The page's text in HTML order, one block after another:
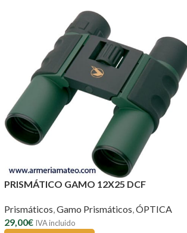
PRISMÁTICO GAMO 12X25 DCF
Prismáticos,Gamo Prismáticos,ÓPTICA
29,00€ IVA incluido